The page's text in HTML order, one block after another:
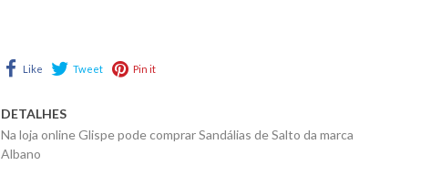
Like Tweet Pin it
DETALHES
Na loja online Glispe pode comprar Sandálias de Salto da marca
Albano